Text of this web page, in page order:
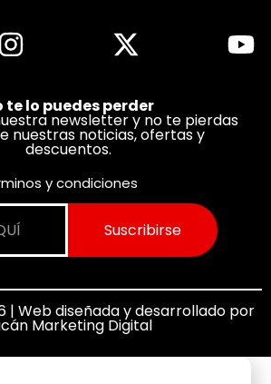
te lo puedes perder
newsletter y no te pierdas
nuestras noticias, ofertas y
descuentos.
y condiciones
Suscribirse
| Web diseñada y desarrollado por
Marketing Digital